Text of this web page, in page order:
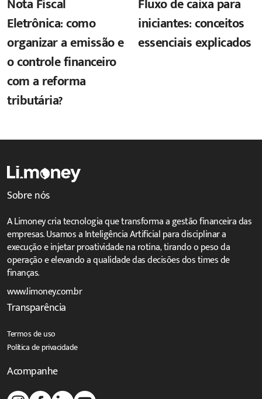
Eletrônica: como
organizar a emissão e
o controle financeiro
com a reforma
tributária?
iniciantes: conceitos
essenciais explicados
Sobre nós
A Limoney cria tecnologia que transforma a gestão financeira das
empresas. Usamos a Inteligência Artificial para disciplinar a
execução e injetar proatividade na rotina, tirando o peso da
operação e elevando a qualidade das decisões dos times de
finanças.
www.limoney.com.br
Transparência
Termos de uso
Política de privacidade
Acompanhe